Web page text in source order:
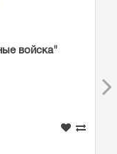
войска"